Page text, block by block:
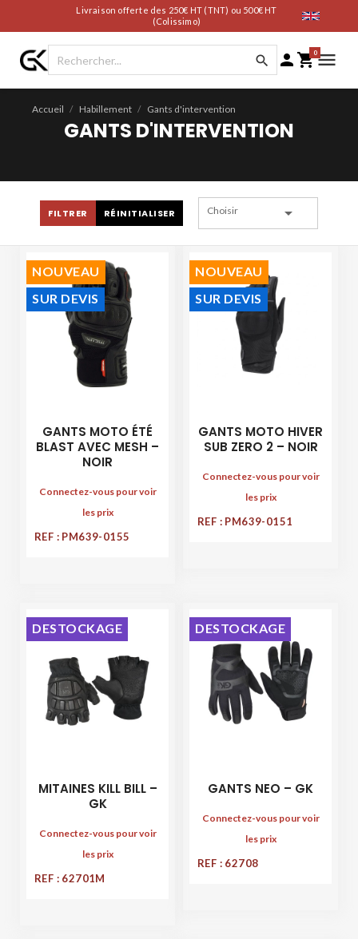
Livraison offerte des 250€ HT (TNT) ou 500€ HT
(Colissimo)
  0
Accueil Habillement Gants d'intervention
GANTS D'INTERVENTION
FILTRER RÉINITIALISER Choisir 
GANTS MOTO ÉTÉ
BLAST AVEC MESH –
NOIR
Connectez-vous pour voir
les prix
REF : PM639-0155
NOUVEAU
SUR DEVIS
GANTS MOTO HIVER
SUB ZERO 2 – NOIR
Connectez-vous pour voir
les prix
REF : PM639-0151
NOUVEAU
SUR DEVIS
MITAINES KILL BILL –
GK
Connectez-vous pour voir
les prix
REF : 62701M
DESTOCKAGE
GANTS NEO – GK
Connectez-vous pour voir
les prix
REF : 62708
DESTOCKAGE